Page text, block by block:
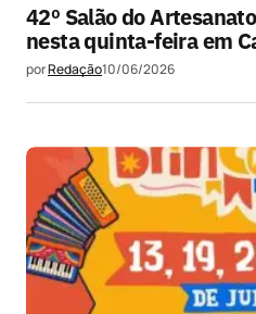
42º Salão do
nesta quinta-feira em
porRedação10/06/2026